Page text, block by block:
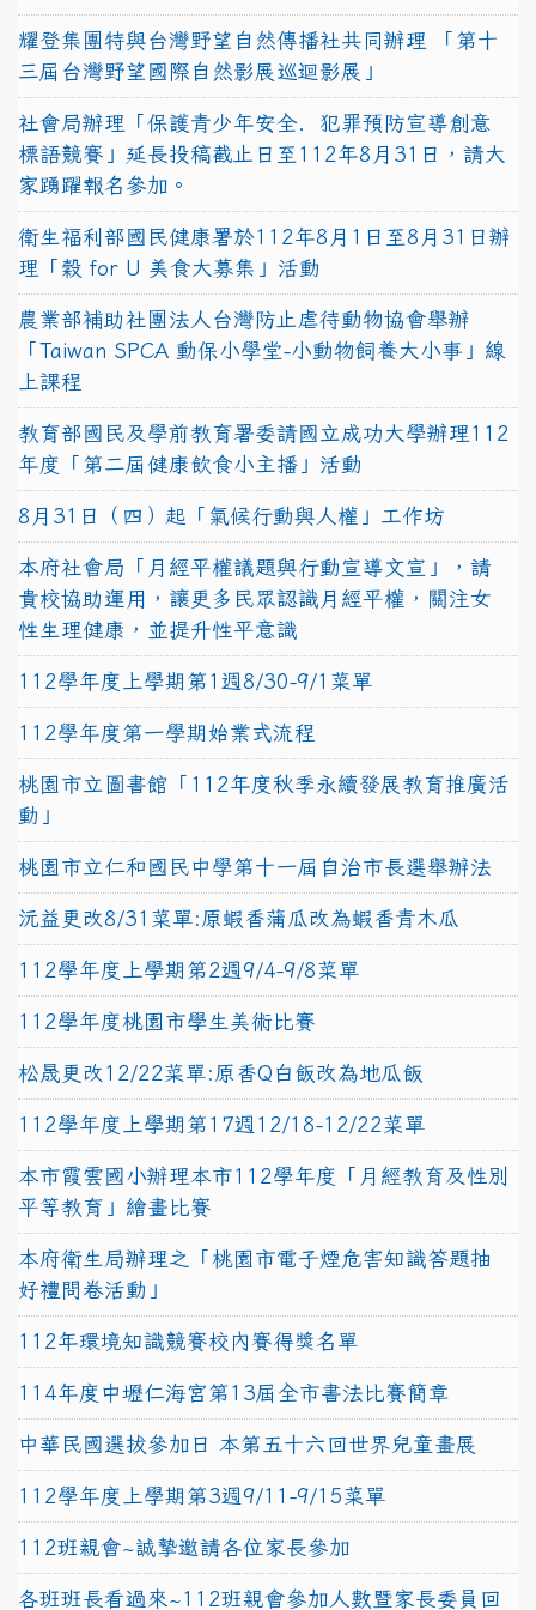
耀登集團特與台灣野望自然傳播社共同辦理 「第十
三屆台灣野望國際自然影展巡迴影展」
社會局辦理「保護青少年安全．犯罪預防宣導創意
標語競賽」延長投稿截止日至112年8月31日，請大
家踴躍報名參加。
衛生福利部國民健康署於112年8月1日至8月31日辦
理「穀 for U 美食大募集」活動
農業部補助社團法人台灣防止虐待動物協會舉辦
「Taiwan SPCA 動保小學堂-小動物飼養大小事」線
上課程
教育部國民及學前教育署委請國立成功大學辦理112
年度「第二屆健康飲食小主播」活動
8月31日（四）起「氣候行動與人權」工作坊
本府社會局「月經平權議題與行動宣導文宣」，請
貴校協助運用，讓更多民眾認識月經平權，關注女
性生理健康，並提升性平意識
112學年度上學期第1週8/30-9/1菜單
112學年度第一學期始業式流程
桃園市立圖書館「112年度秋季永續發展教育推廣活
動」
桃園市立仁和國民中學第十一屆自治市長選舉辦法
沅益更改8/31菜單:原蝦香蒲瓜改為蝦香青木瓜
112學年度上學期第2週9/4-9/8菜單
112學年度桃園市學生美術比賽
松晟更改12/22菜單:原香Q白飯改為地瓜飯
112學年度上學期第17週12/18-12/22菜單
本市霞雲國小辦理本市112學年度「月經教育及性別
平等教育」繪畫比賽
本府衛生局辦理之「桃園市電子煙危害知識答題抽
好禮問卷活動」
112年環境知識競賽校內賽得獎名單
114年度中壢仁海宮第13屆全市書法比賽簡章
中華民國選拔參加日 本第五十六回世界兒童畫展
112學年度上學期第3週9/11-9/15菜單
112班親會~誠摯邀請各位家長參加
各班班長看過來~112班親會參加人數暨家長委員回